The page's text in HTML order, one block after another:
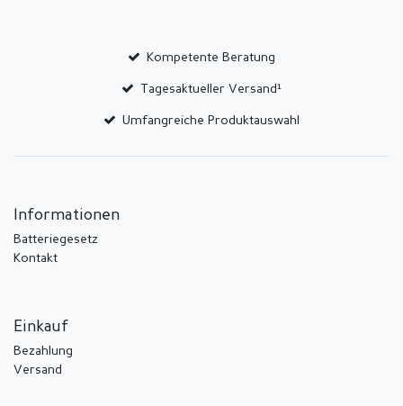
Kompetente Beratung
Tagesaktueller Versand¹
Umfangreiche Produktauswahl
Informationen
Batteriegesetz
Kontakt
Einkauf
Bezahlung
Versand